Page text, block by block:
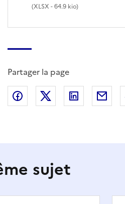
(XLSX - 64.9 kio)
Partager la page
Partager sur Facebook
Partager sur X
Partager
sujet